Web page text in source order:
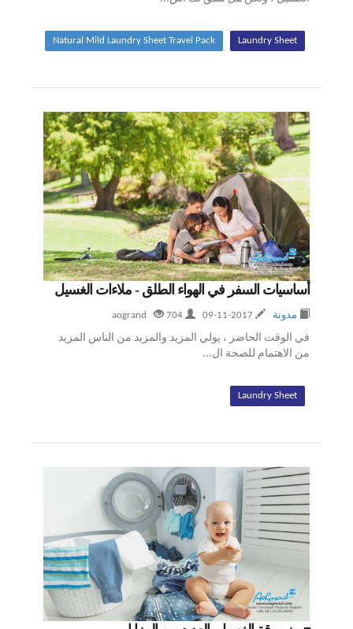
Laundry Sheet
Natural Mild Laundry Sheet Travel Pack
أساسيات السفر في الهواء الطلق - ملاءات الغسيل
مدونة 704
في الوقت الحاضر ، يولي المزيد والمزيد من الناس المزيد
من الاهتمام للصحة ال...
Laundry Sheet